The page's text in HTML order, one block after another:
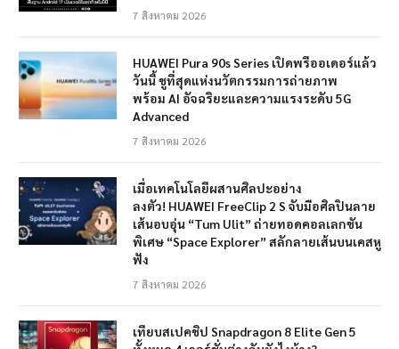
7 สิงหาคม 2026
HUAWEI Pura 90s Series เปิดพรีออเดอร์แล้ว
วันนี้ ชูที่สุดแห่งนวัตกรรมการถ่ายภาพ
พร้อม AI อัจฉริยะและความแรงระดับ 5G
Advanced
7 สิงหาคม 2026
เมื่อเทคโนโลยีผสานศิลปะอย่าง
ลงตัว! HUAWEI FreeClip 2 S จับมือศิลปินลาย
เส้นอบอุ่น “Tum Ulit” ถ่ายทอดคอลเลกชัน
พิเศษ “Space Explorer” สลักลายเส้นบนเคสหู
ฟัง
7 สิงหาคม 2026
เทียบสเปคชิป Snapdragon 8 Elite Gen 5